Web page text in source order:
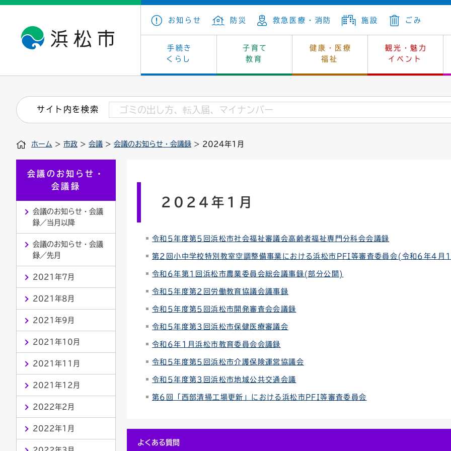
お知らせ 防災 救急医療・消防 施設 ごみ
手続き
くらし
子育て
教育
健康・医療
福祉
観光・魅力
イベント
戸籍・住民の手続き 保険・年金 上下水道
住まい・建築 墓地・斎場 消費生活
税金 法人税
道路・交通・河川
道路台帳
連絡ごみ
子育て・青少年・若者 教育 生涯学習
看護専門学校 学級閉鎖 幼稚園一覧
小学校一覧
健康・医療 福祉 休日当番医
介護保険 保健所
文化・芸術 文化財 レジャー・スポーツ
浜松・浜名湖だいすきネット はじめよう、ハマライフ
産業振興 カーボンニュートラル 土地
発注情報(入札・契約) 福祉・介護 環境対策
募集 雇用・就労
市の概要 庁舎案内 市長の部屋
外郭団体 統計 選挙
職員採用 市有財産
行政区
附属機関
ユニバーサルデザイン
サイト内を検索
ホーム > 市政 > 会議 > 会議のお知らせ・会議録 > 2024年1月
会議のお知らせ・
会議録
会議のお知らせ・会議
録／当月以降
会議のお知らせ・会議
録／先月
2021年7月
2021年8月
2021年9月
2021年10月
2021年11月
2021年12月
2022年2月
2022年1月
2024年1月
令和5年度第5回浜松市社会福祉審議会高齢者福祉専門分科会会議録
第2回小中学校特別教室空調整備事業における浜松市PFI等審査委員会(令和6年4月1
令和6年第1回浜松市農業委員会総会議事録(部分公開)
令和5年度第2回労働教育協議会議事録
令和5年度第5回浜松市開発審査会会議録
令和5年度第3回浜松市保健医療審議会
令和6年1月浜松市教育委員会会議録
令和5年度第5回浜松市介護保険運営協議会
令和5年度第3回浜松市地域公共交通会議
第6回「西部清掃工場更新」における浜松市PFI等審査委員会
よくある質問